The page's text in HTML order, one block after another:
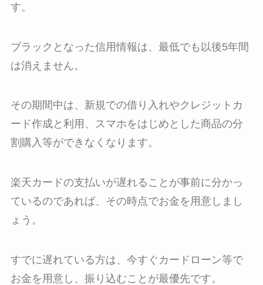
す。
ブラックとなった信用情報は、最低でも以後5年間
は消えません。
その期間中は、新規での借り入れやクレジットカ
ード作成と利用、スマホをはじめとした商品の分
割購入等ができなくなります。
楽天カードの支払いが遅れることが事前に分かっ
ているのであれば、その時点でお金を用意しまし
ょう。
すでに遅れている方は、今すぐカードローン等で
お金を用意し、振り込むことが最優先です。